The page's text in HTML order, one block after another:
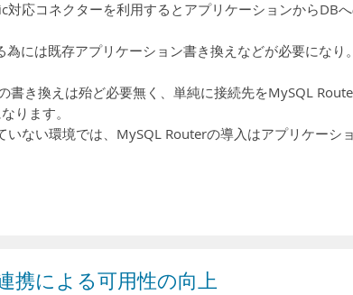
応コネクターを利用するとアプリケーションからDB
には既存アプリケーション書き換えなどが必要になり。
書き換えは殆ど必要無く、単純に接続先をMySQL
ります。
ない環境では、MySQL Routerの導入はアプリケーシ
携による可用性の向上